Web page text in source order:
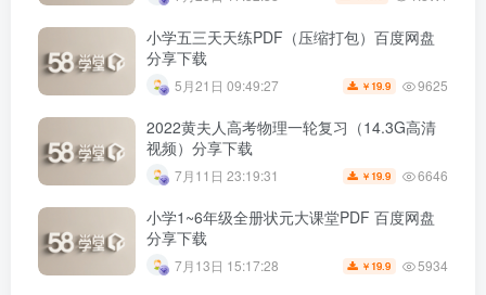
小学五三天天练PDF（压缩打包）百度网盘
分享下载
5月21日 09:49:27 ￥ 19.9 9625
2022黄夫人高考物理一轮复习（14.3G高清
视频）分享下载
7月11日 23:19:31 ￥ 19.9 6646
小学1~6年级全册状元大课堂PDF 百度网盘
分享下载
7月13日 15:17:28 ￥ 19.9 5934